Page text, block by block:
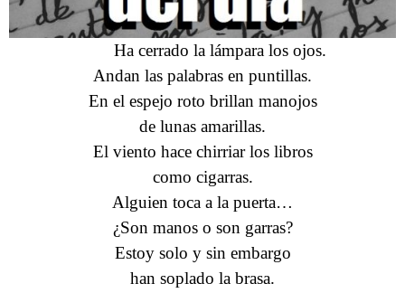
Ha cerrado la lámpara los ojos.
Andan las palabras en puntillas.
En el espejo roto brillan manojos
de lunas amarillas.
El viento hace chirriar los libros
como cigarras.
Alguien toca a la puerta…
¿Son manos o son garras?
Estoy solo y sin embargo
han soplado la brasa.